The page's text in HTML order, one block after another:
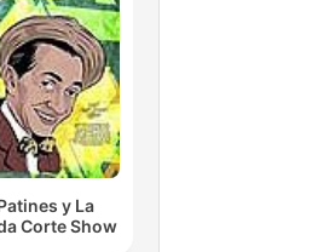
y La
Corte Show